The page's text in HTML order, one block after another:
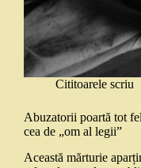
Cititoarele scriu
Abuzatorii poartă tot
cea de „om al legii”
Această mărturie